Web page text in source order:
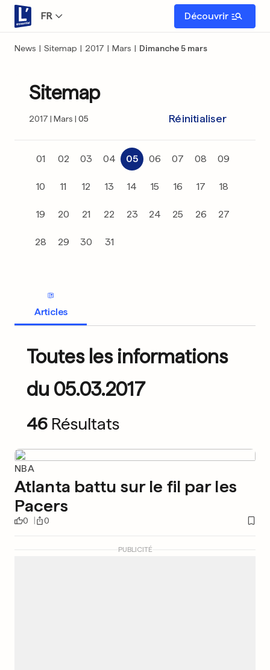
FR Découvrir
News | Sitemap | 2017 | Mars | Dimanche 5 mars
Sitemap
2017 Mars 05 Réinitialiser
01 02 03 04 05 06 07 08 09
10 11 12 13 14 15 16 17 18
19 20 21 22 23 24 25 26 27
28 29 30 31
Articles
Toutes les informations
du 05.03.2017
46 Résultats
NBA
Atlanta battu sur le fil par les
Pacers
0 0
PUBLICITÉ